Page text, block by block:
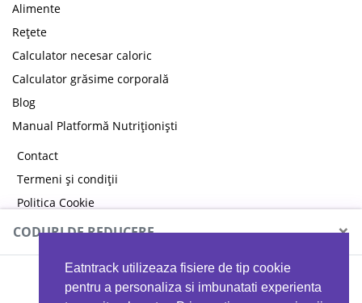
Eatntrack utilizeaza fisiere de tip cookie
pentru a personaliza si imbunatati experienta
Alimente
Rețete
Calculator necesar caloric
Calculator grăsime corporală
Blog
Manual Platformă Nutriționiști
Contact
Termeni și condiții
Politica Cookie
Politica de confidențialitate
CODURI DE REDUCERE ×
MYPROTEIN